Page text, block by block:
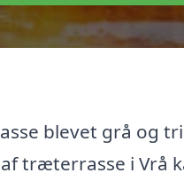
blevet grå og
træterrasse i Vrå